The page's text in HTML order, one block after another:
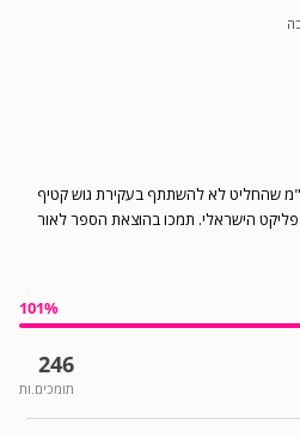
שהחליט לא להשתתף בעקירת גוש קטיף
הישראלי. תמכו בהוצאת הספר לאור
101%
246
תומכים.ות